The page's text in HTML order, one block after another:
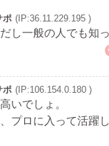
ポ (IP:36.11.229.195 )
し一般の人でも知
ポ (IP:106.154.0.180 )
いでしょ。
プロに入って活躍し